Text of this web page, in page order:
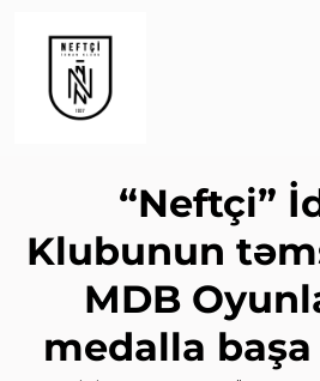
“Neftçi”
Klubunun
MDB
medalla